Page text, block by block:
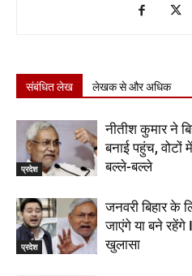
संबंधित लेख लेखक से और अधिक
प्रदेश
नीतीश कुमार ने
बनाई पहुंच, वोटों
बल्ले-बल्ले
प्रदेश
जनवरी बिहार के
जाएंगे या बने रहेंगे
खुलासा